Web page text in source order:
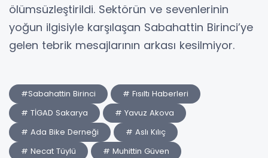
ölümsüzleştirildi. Sektörün ve sevenlerinin
yoğun ilgisiyle karşılaşan Sabahattin Birinci’ye
gelen tebrik mesajlarının arkası kesilmiyor.
#Sabahattin Birinci
# Fısıltı Haberleri
# TİGAD Sakarya
# Yavuz Akova
# Ada Bike Derneği
# Aslı Kılıç
# Necat Tüylü
# Muhittin Güven